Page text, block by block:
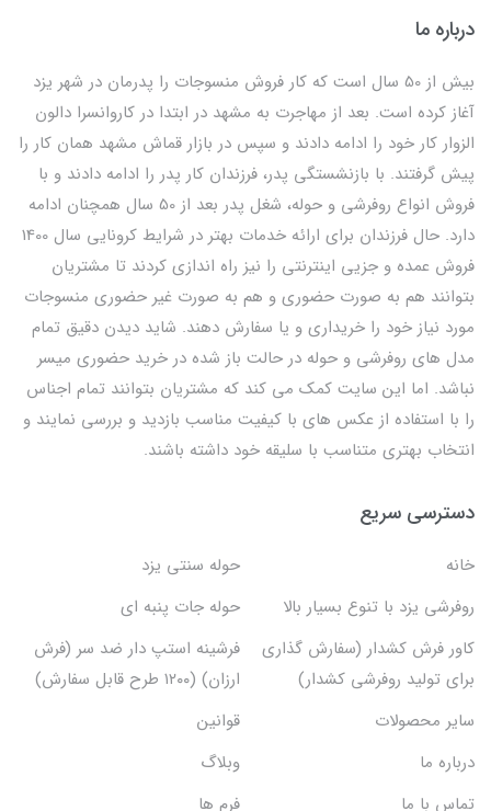
درباره ما
بیش از 50 سال است که کار فروش منسوجات را پدرمان در شهر یزد
آغاز کرده است. بعد از مهاجرت به مشهد در ابتدا در کاروانسرا دالون
الزوار کار خود را ادامه دادند و سپس در بازار قماش مشهد همان کار را
پیش گرفتند. با بازنشستگی پدر، فرزندان کار پدر را ادامه دادند و با
فروش انواع روفرشی و حوله، شغل پدر بعد از 50 سال همچنان ادامه
دارد. حال فرزندان برای ارائه خدمات بهتر در شرایط کرونایی سال 1400
فروش عمده و جزیی اینترنتی را نیز راه اندازی کردند تا مشتریان
بتوانند هم به صورت حضوری و هم به صورت غیر حضوری منسوجات
مورد نیاز خود را خریداری و یا سفارش دهند. شاید دیدن دقیق تمام
مدل های روفرشی و حوله در حالت باز شده در خرید حضوری میسر
نباشد. اما این سایت کمک می کند که مشتریان بتوانند تمام اجناس
را با استفاده از عکس های با کیفیت مناسب بازدید و بررسی نمایند و
انتخاب بهتری متناسب با سلیقه خود داشته باشند.
دسترسی سریع
خانه
حوله سنتی یزد
روفرشی یزد با تنوع بسیار بالا
حوله جات پنبه ای
کاور فرش کشدار (سفارش گذاری
برای تولید روفرشی کشدار)
فرشینه استپ دار ضد سر (فرش
ارزان) (۱۲۰۰ طرح قابل سفارش)
سایر محصولات
قوانین
درباره ما
وبلاگ
تماس با ما
فرم ها